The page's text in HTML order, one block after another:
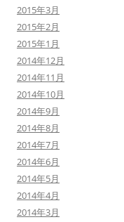
2015年3月
2015年2月
2015年1月
2014年12月
2014年11月
2014年10月
2014年9月
2014年8月
2014年7月
2014年6月
2014年5月
2014年4月
2014年3月